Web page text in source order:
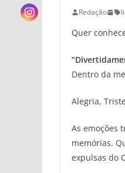
Redação
Quer
Dentro da
Alegria,
As emoções
memórias.
expulsas do